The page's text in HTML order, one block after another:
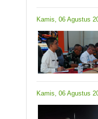
Kamis, 06 Agustus
Kamis, 06 Agustus